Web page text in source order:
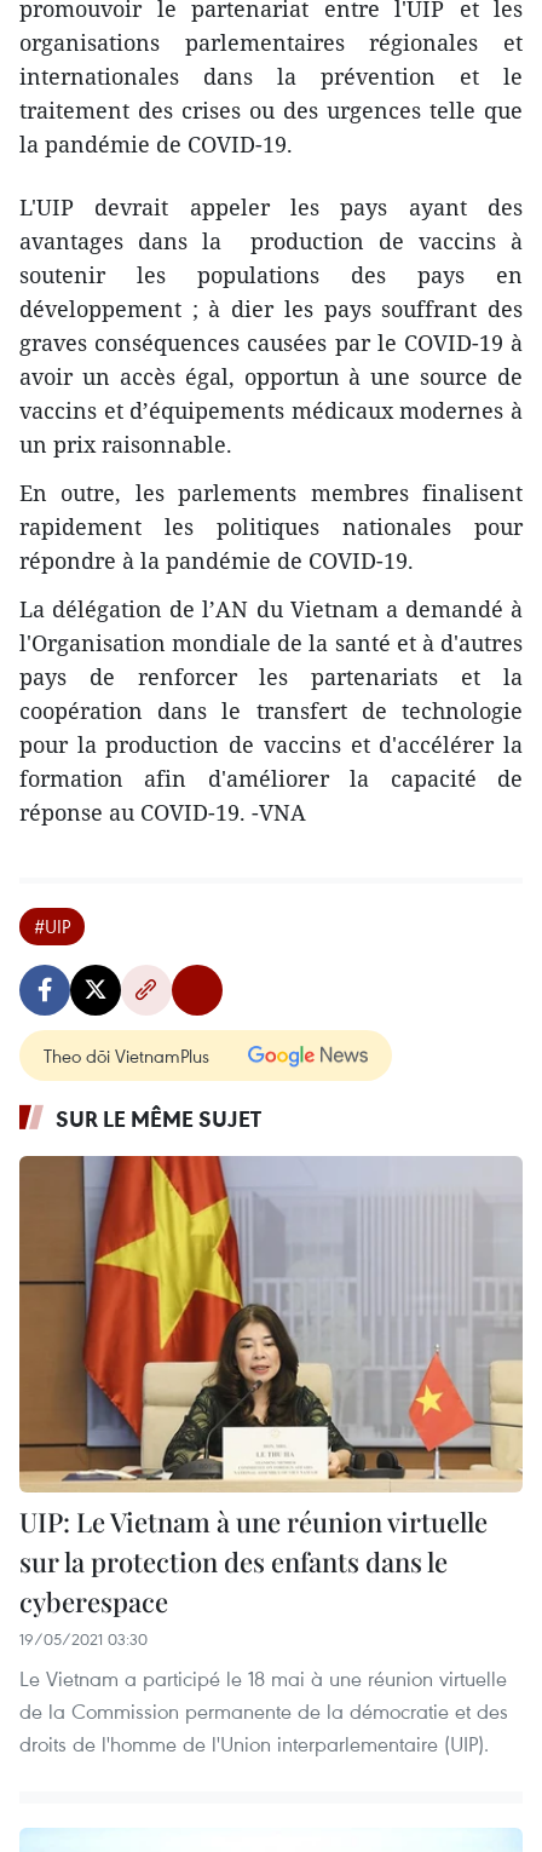
promouvoir le partenariat entre l'UIP et les
organisations parlementaires régionales et
internationales dans la prévention et le
traitement des crises ou des urgences telle que
la pandémie de COVID-19.
L'UIP devrait appeler les pays ayant des
avantages dans la production de vaccins à
soutenir les populations des pays en
développement ; à dier les pays souffrant des
graves conséquences causées par le COVID-19 à
avoir un accès égal, opportun à une source de
vaccins et d’équipements médicaux modernes à
un prix raisonnable.
En outre, les parlements membres finalisent
rapidement les politiques nationales pour
répondre à la pandémie de COVID-19.
La délégation de l’AN du Vietnam a demandé à
l'Organisation mondiale de la santé et à d'autres
pays de renforcer les partenariats et la
coopération dans le transfert de technologie
pour la production de vaccins et d'accélérer la
formation afin d'améliorer la capacité de
réponse au COVID-19. -VNA
#UIP
Theo dõi VietnamPlus
SUR LE MÊME SUJET
UIP: Le Vietnam à une réunion virtuelle
sur la protection des enfants dans le
cyberespace
19/05/2021 03:30
Le Vietnam a participé le 18 mai à une réunion virtuelle
de la Commission permanente de la démocratie et des
droits de l'homme de l'Union interparlementaire (UIP).